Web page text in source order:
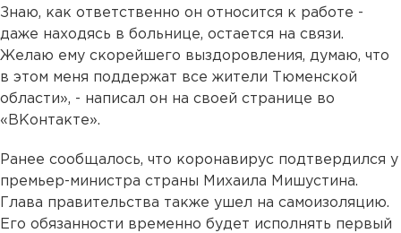
Знаю, как ответственно он относится к работе -
даже находясь в больнице, остается на связи.
Желаю ему скорейшего выздоровления, думаю, что
в этом меня поддержат все жители Тюменской
области», - написал он на своей странице во
«ВКонтакте».
Ранее сообщалось, что коронавирус подтвердился у
премьер-министра страны Михаила Мишустина.
Глава правительства также ушел на самоизоляцию.
Его обязанности временно будет исполнять первый